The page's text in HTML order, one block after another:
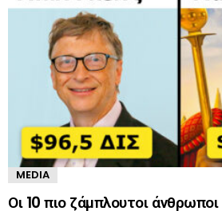
MEDIA
Οι 10 πιο ζάμπλουτοι